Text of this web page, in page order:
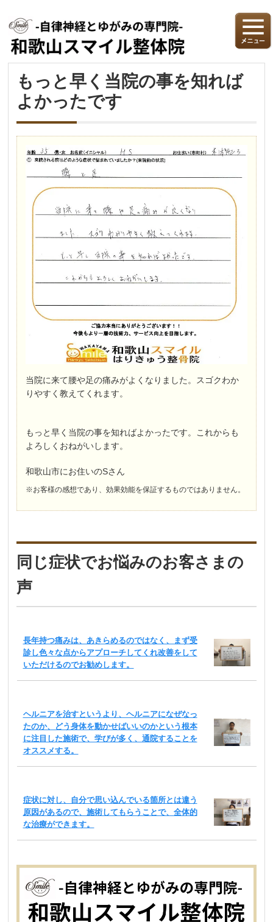
もっと早く当院の事を知れば
よかったです
当院に来て腰や足の痛みがよくなりました。スゴクわか
りやすく教えてくれます。
もっと早く当院の事を知ればよかったです。これからも
よろしくおねがいします。
和歌山市にお住いのSさん
※お客様の感想であり、効果効能を保証するものではありません。
同じ症状でお悩みのお客さまの
声
長年持つ痛みは、あきらめるのではなく、まず受
診し色々な点からアプローチしてくれ改善をして
いただけるのでお勧めします。
ヘルニアを治すというより、ヘルニアになぜなっ
たのか、どう身体を動かせばいいのかという根本
に注目した施術で、学びが多く、通院することを
オススメする。
症状に対し、自分で思い込んでいる箇所とは違う
原因があるので、施術してもらうことで、全体的
な治療ができます。